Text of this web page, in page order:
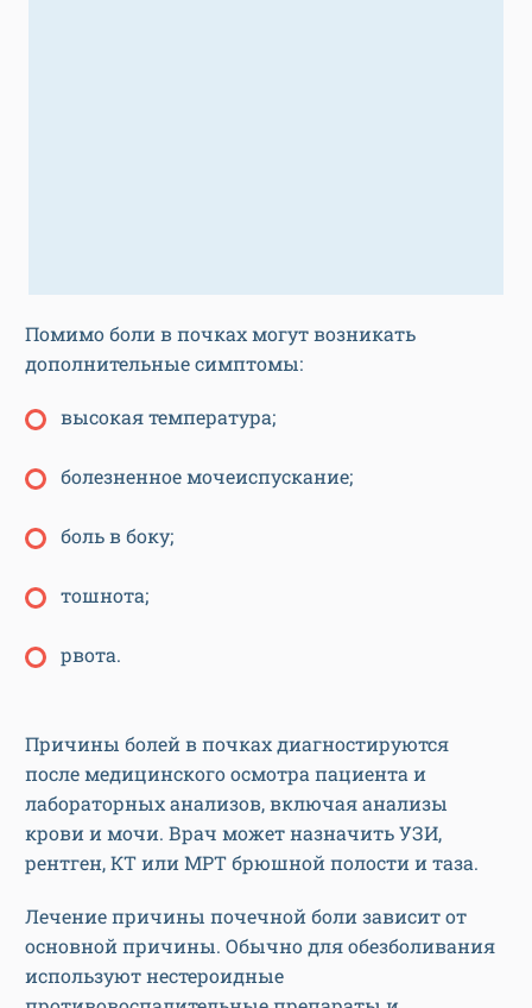
Помимо боли в почках могут возникать
дополнительные симптомы:
высокая температура;
болезненное мочеиспускание;
боль в боку;
тошнота;
рвота.
Причины болей в почках диагностируются
после медицинского осмотра пациента и
лабораторных анализов, включая анализы
крови и мочи. Врач может назначить УЗИ,
рентген, КТ или МРТ брюшной полости и таза.
Лечение причины почечной боли зависит от
основной причины. Обычно для обезболивания
используют нестероидные